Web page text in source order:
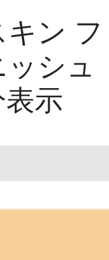
閲覧履
ン
ッシ
示